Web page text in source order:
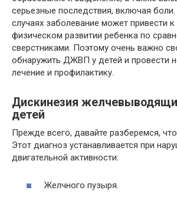
серьезные последствия, включая
случаях заболевание может привести
физическом развитии ребенка по
сверстниками. Поэтому очень важно
обнаружить ДЖВП у детей и провести
лечение и профилактику.
Дискинезия
детей
Прежде всего, давайте разберемся,
Этот диагноз устанавливается при
двигательной активности:
Желчного пузыря.